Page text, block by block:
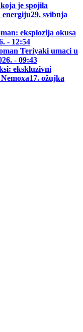
je spojila
energiju29. svibnja
eksplozija okusa
- 12:54
Teriyaki umaci u
- 09:43
ekskluzivni
17. ožujka